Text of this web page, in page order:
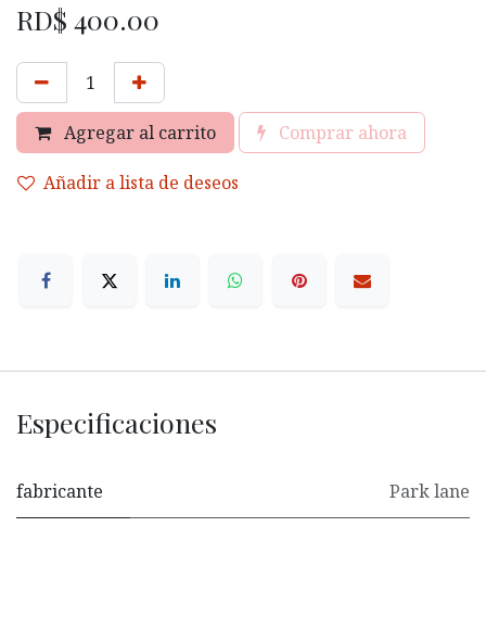
RD$ 400.00
Agregar al carrito Comprar ahora
Añadir a lista de deseos
Especificaciones
fabricante Park lane